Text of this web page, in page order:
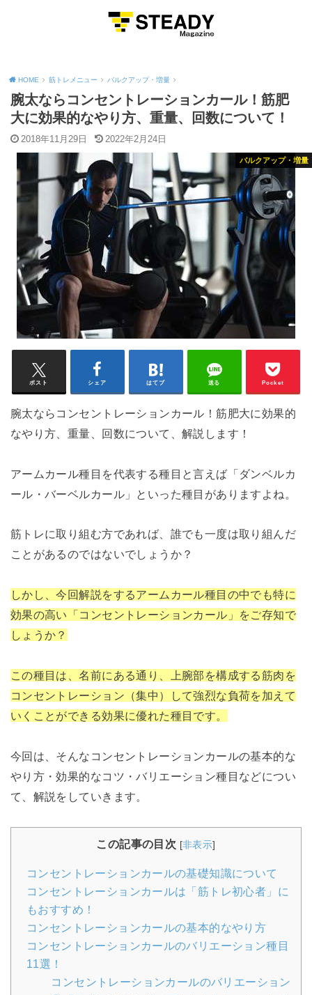
HOME 筋トレメニュー バルクアップ・増量
腕太ならコンセントレーションカール！筋肥
大に効果的なやり方、重量、回数について！
2018年11月29日 2022年2月24日
バルクアップ・増量
ポスト シェア はてブ 送る Pocket
腕太ならコンセントレーションカール！筋肥大に効果的
なやり方、重量、回数について、解説します！
アームカール種目を代表する種目と言えば「ダンベルカ
ール・バーベルカール」といった種目がありますよね。
筋トレに取り組む方であれば、誰でも一度は取り組んだ
ことがあるのではないでしょうか？
しかし、今回解説をするアームカール種目の中でも特に
効果の高い「コンセントレーションカール」をご存知で
しょうか？
この種目は、名前にある通り、上腕部を構成する筋肉を
コンセントレーション（集中）して強烈な負荷を加えて
いくことができる効果に優れた種目です。
今回は、そんなコンセントレーションカールの基本的な
やり方・効果的なコツ・バリエーション種目などについ
て、解説をしていきます。
この記事の目次 [非表示]
コンセントレーションカールの基礎知識について
コンセントレーションカールは「筋トレ初心者」に
もおすすめ！
コンセントレーションカールの基本的なやり方
コンセントレーションカールのバリエーション種目
11選！
コンセントレーションカールのバリエーション